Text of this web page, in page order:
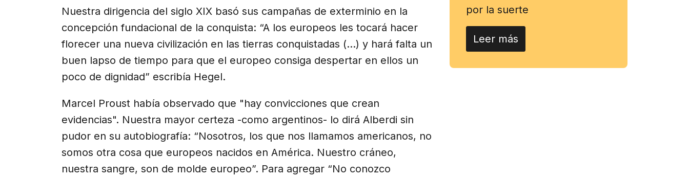
Nuestra dirigencia del siglo XIX basó sus campañas de exterminio en la
concepción fundacional de la conquista: “A los europeos les tocará hacer
florecer una nueva civilización en las tierras conquistadas (...) y hará falta un
buen lapso de tiempo para que el europeo consiga despertar en ellos un
poco de dignidad” escribía Hegel.
Marcel Proust había observado que "hay convicciones que crean
evidencias". Nuestra mayor certeza -como argentinos- lo dirá Alberdi sin
pudor en su autobiografía: “Nosotros, los que nos llamamos americanos, no
somos otra cosa que europeos nacidos en América. Nuestro cráneo,
nuestra sangre, son de molde europeo”. Para agregar “No conozco
por la suerte
Leer más